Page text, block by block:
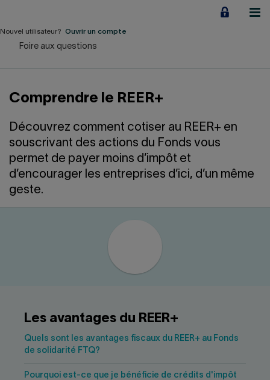
contenu
Notre Impact
Nouvel utilisateur? Ouvrir un compte
Foire aux questions
Comprendre le REER+
Découvrez comment cotiser au REER+ en
souscrivant des actions du Fonds vous
permet de payer moins d’impôt et
d’encourager les entreprises d’ici, d’un même
geste.
Les avantages du REER+
Quels sont les avantages fiscaux du REER+ au Fonds
de solidarité FTQ?
Pourquoi est-ce que je bénéficie de crédits d'impôt